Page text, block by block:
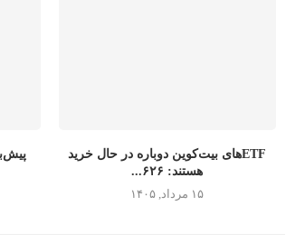
ETFهای بیت‌کوین دوباره در حال خرید
هستند: ۶۲۶...
۱۵ مرداد, ۱۴۰۵